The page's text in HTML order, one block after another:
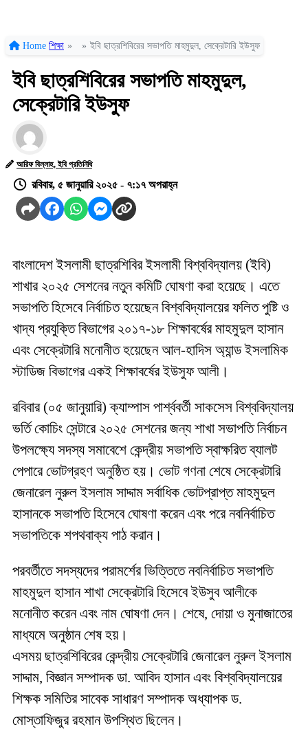
Home শিক্ষা » » ইবি ছাত্রশিবিরের সভাপতি মাহমুদুল, সেক্রেটারি ইউসুফ
ইবি ছাত্রশিবিরের সভাপতি মাহমুদুল,
সেক্রেটারি ইউসুফ
আরিফ বিল্লাহ, ইবি প্রতিনিধি
রবিবার, ৫ জানুয়ারি ২০২৫ - ৭:১৭ অপরাহ্ন
বাংলাদেশ ইসলামী ছাত্রশিবির ইসলামী বিশ্ববিদ্যালয় (ইবি)
শাখার ২০২৫ সেশনের নতুন কমিটি ঘোষণা করা হয়েছে। এতে
সভাপতি হিসেবে নির্বাচিত হয়েছেনবিশ্ববিদ্যালয়ের ফলিত পুষ্টি ও
খাদ্য প্রযুক্তি বিভাগের ২০১৭-১৮ শিক্ষাবর্ষের মাহমুদুল হাসান
এবং সেক্রেটারি মনোনীত হয়েছেন আল-হাদিস অ্যান্ড ইসলামিক
স্টাডিজ বিভাগের একই শিক্ষাবর্ষের ইউসুফ আলী।
রবিবার (০৫ জানুয়ারি) ক্যাম্পাস পার্শ্ববর্তী সাকসেস বিশ্ববিদ্যালয়
ভর্তি কোচিং সেন্টারে ২০২৫ সেশনের জন্য শাখা সভাপতি নির্বাচন
উপলক্ষ্যে সদস্য সমাবেশে কেন্দ্রীয় সভাপতি স্বাক্ষরিত ব্যালট
পেপারে ভোটগ্রহণ অনুষ্ঠিত হয়। ভোট গণনা শেষে সেক্রেটারি
জেনারেল নুরুল ইসলাম সাদ্দাম সর্বাধিক ভোটপ্রাপ্ত মাহমুদুল
হাসানকে সভাপতি হিসেবে ঘোষণা করেন এবং পরে নবনির্বাচিত
সভাপতিকে শপথবাক্য পাঠ করান।
পরবর্তীতে সদস্যদের পরামর্শের ভিত্তিতে নবনির্বাচিত সভাপতি
মাহমুদুল হাসান শাখা সেক্রেটারি হিসেবে ইউসুব আলীকে
মনোনীত করেন এবং নাম ঘোষণা দেন। শেষে, দোয়া ও মুনাজাতের
মাধ্যমে অনুষ্ঠান শেষ হয়।
এসময় ছাত্রশিবিরের কেন্দ্রীয় সেক্রেটারি জেনারেল নুরুল ইসলাম
সাদ্দাম, বিজ্ঞান সম্পাদক ডা. আবিদ হাসান এবং বিশ্ববিদ্যালয়ের
শিক্ষক সমিতির সাবেক সাধারণ সম্পাদক অধ্যাপক ড.
মোস্তাফিজুর রহমান উপস্থিত ছিলেন।